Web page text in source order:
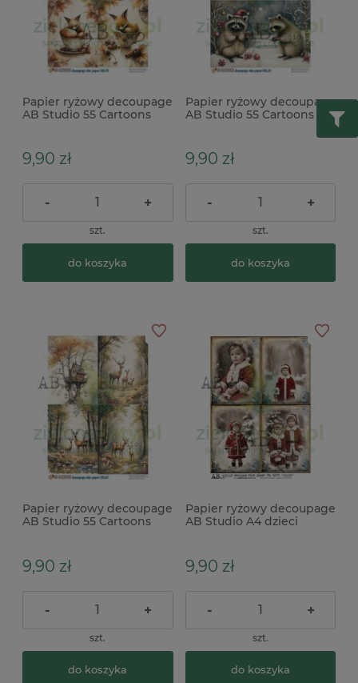
Papier ryżowy decoupage
AB Studio 55 Cartoons
9,90 zł
- +
szt.
do koszyka
Papier ryżowy decoupage
AB Studio 55 Cartoons
9,90 zł
- +
szt.
do koszyka
Papier ryżowy decoupage
AB Studio 55 Cartoons
9,90 zł
- +
szt.
do koszyka
Papier ryżowy decoupage
AB Studio A4 dzieci
9,90 zł
- +
szt.
do koszyka